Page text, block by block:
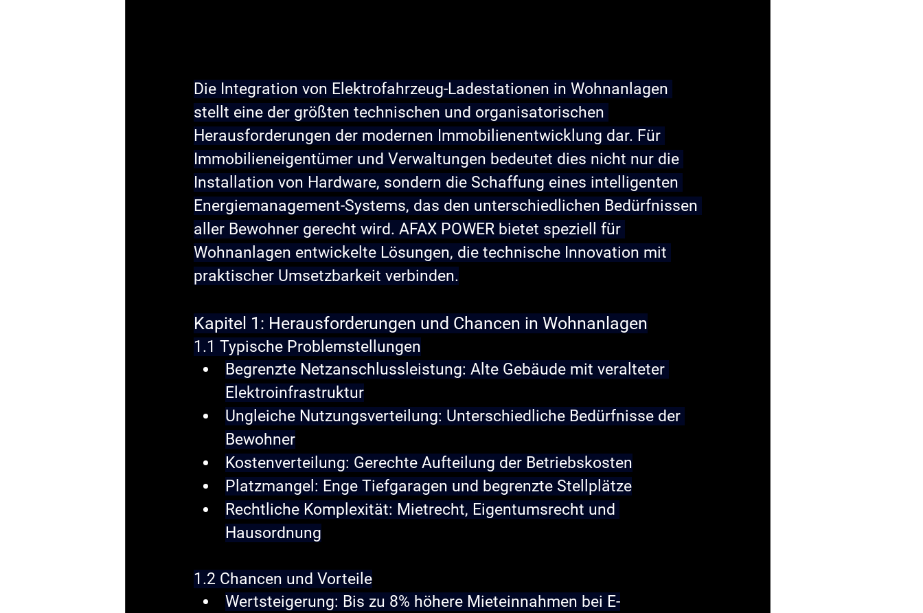
Die Integration von Elektrofahrzeug-Ladestationen in Wohnanlagen
stellt eine der größten technischen und organisatorischen
Herausforderungen der modernen Immobilienentwicklung dar. Für
Immobilieneigentümer und Verwaltungen bedeutet dies nicht nur die
Installation von Hardware, sondern die Schaffung eines intelligenten
Energiemanagement-Systems, das den unterschiedlichen Bedürfnissen
aller Bewohner gerecht wird. AFAX POWER bietet speziell für
Wohnanlagen entwickelte Lösungen, die technische Innovation mit
praktischer Umsetzbarkeit verbinden.
Kapitel 1: Herausforderungen und Chancen in Wohnanlagen
1.1 Typische Problemstellungen
Begrenzte Netzanschlussleistung: Alte Gebäude mit veralteter
Elektroinfrastruktur
Ungleiche Nutzungsverteilung: Unterschiedliche Bedürfnisse der
Bewohner
Kostenverteilung: Gerechte Aufteilung der Betriebskosten
Platzmangel: Enge Tiefgaragen und begrenzte Stellplätze
Rechtliche Komplexität: Mietrecht, Eigentumsrecht und
Hausordnung
1.2 Chancen und Vorteile
Wertsteigerung: Bis zu 8% höhere Mieteinnahmen bei E-